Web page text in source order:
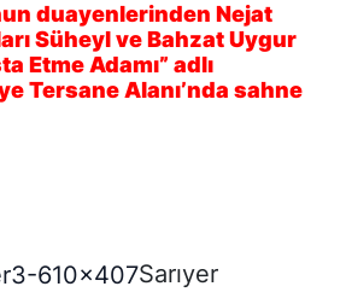
duayenlerinden Nejat
Süheyl ve Bahzat Uygur
Etme Adamı” adlı
Tersane Alanı’nda sahne
Sarıyer
BARIŞI